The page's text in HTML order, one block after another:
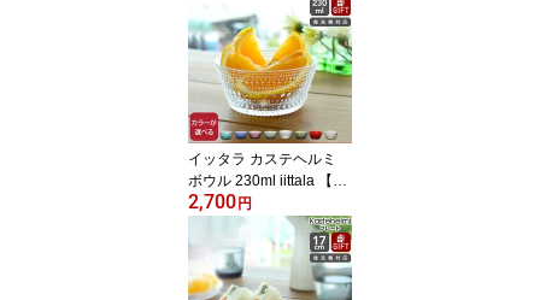
祝い プレゼント お中元
贈り物】【iittala イッタ
ラ】【食器 カトラリー】
【ギフト】
イッタラ カステヘルミ
ボウル 230ml iittala 【北
欧食器 ガラスボウル デ
ザートボウル ギフト 結
婚祝い プレゼント お中
元 贈り物】【iittala イッ
タラ】【食器 カトラリ
2,700 円